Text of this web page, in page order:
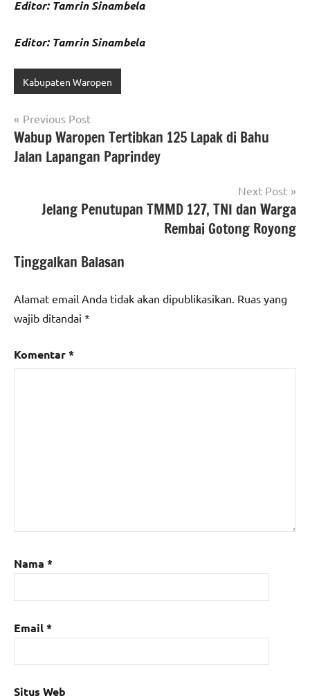
Editor: Tamrin Sinambela
Editor: Tamrin Sinambela
Kabupaten Waropen
Navigasi
pos
Previous Post
Wabup Waropen Tertibkan 125 Lapak di Bahu
Jalan Lapangan Paprindey
Next Post
Jelang Penutupan TMMD 127, TNI dan Warga
Rembai Gotong Royong
Tinggalkan Balasan
Alamat email Anda tidak akan dipublikasikan. Ruas yang
wajib ditandai *
Komentar*
Nama *
Email*
Situs Web